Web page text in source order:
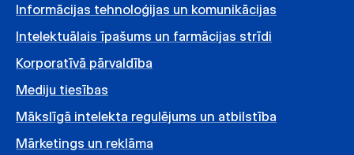
Informācijas tehnoloģijas un komunikācijas
Intelektuālais īpašums un farmācijas strīdi
Korporatīvā pārvaldība
Mediju tiesības
Mākslīgā intelekta regulējums un atbilstība
Mārketings un reklāma